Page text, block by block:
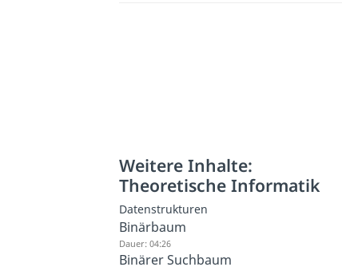
Weitere Inhalte:
Theoretische Informatik
Datenstrukturen
Binärbaum
Dauer: 04:26
Binärer Suchbaum